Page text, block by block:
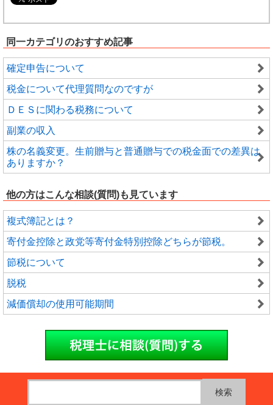
同一カテゴリのおすすめ記事
確定申告について
税金について代理質問なのですが
ＤＥＳに関わる税務について
副業の収入
株の名義変更。生前贈与と普通贈与での税金面での差異は
ありますか？
他の方はこんな相談(質問)も見ています
複式簿記とは？
寄付金控除と政党等寄付金特別控除どちらが節税。
節税について
脱税
減価償却の使用可能期間